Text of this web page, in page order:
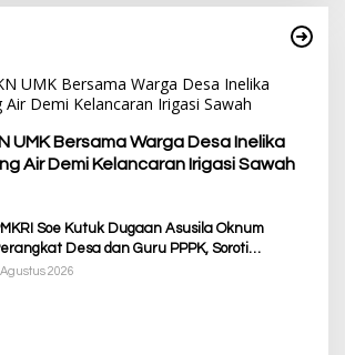
UMK Bersama Warga Desa Inelika
Air Demi Kelancaran Irigasi Sawah
Soe Kutuk Dugaan Asusila Oknum
Desa dan Guru PPPK, Soroti
Penanganan Pemkab TTS
2026